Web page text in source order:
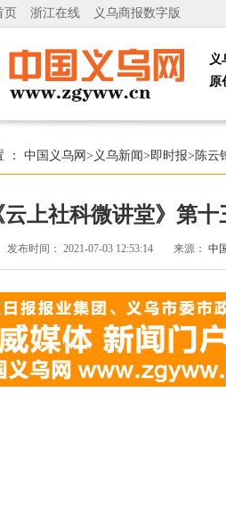
页 浙江在线 义乌商报数字版
义
原
： 中国义乌网 > 义乌新闻>即时报> 陈云
云上社科微讲堂》第
发布时间： 2021-07-03 12:53:14 来源： 中